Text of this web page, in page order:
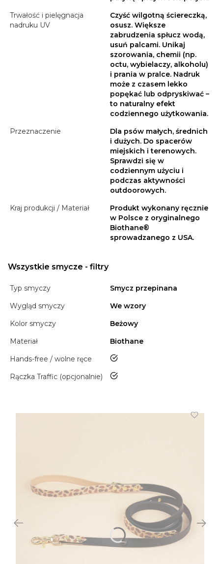
Trwałość i pielęgnacja
nadruku UV
Czyść wilgotną ściereczką,
osusz. Większe
zabrudzenia spłucz wodą,
usuń palcami. Unikaj
szorowania, chemii (np.
octu, wybielaczy, alkoholu)
i prania w pralce. Nadruk
może z czasem lekko
popękać lub odpryskiwać –
to naturalny efekt
codziennego użytkowania.
Przeznaczenie
Dla psów małych, średnich
i dużych. Do spacerów
miejskich i terenowych.
Sprawdzi się w
codziennym użyciu i
podczas aktywności
outdoorowych.
Kraj produkcji / Materiał
Produkt wykonany ręcznie
w Polsce z oryginalnego
Biothane®
sprowadzanego z USA.
Wszystkie smycze - filtry
Typ smyczy
Smycz przepinana
Wygląd smyczy
We wzory
Kolor smyczy
Beżowy
Materiał
Biothane
Hands-free / wolne ręce
tak
Rączka Traffic (opcjonalnie) tak